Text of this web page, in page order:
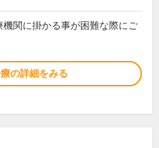
関に掛かる事が困難な際にご
の詳細をみる